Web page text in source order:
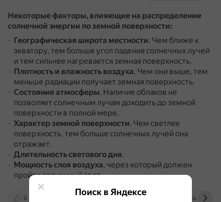
Некоторые факторы, влияющие на распределение
солнечной энергии по земной поверхности:
Географическая широта местности. Чем ближе к
экватору, тем больше угол падения солнечных лучей
и тем сильнее нагревается земная поверхность.
Плотность и влажность воздуха. Чем они выше, тем
меньше радиации получает земная поверхность.
Состояние атмосферы. Наличие облаков не
позволяет солнечным лучам доходить до земной
поверхности в полной мере.
Характер земной поверхности. Чем светлее
поверхность, тем больше солнечных лучей она
отражает.
Длительность светового дня.
Мощность слоя воздуха, через который должен
пройти солнечный свет.
0 infourok.ru
Поиск в Яндексе